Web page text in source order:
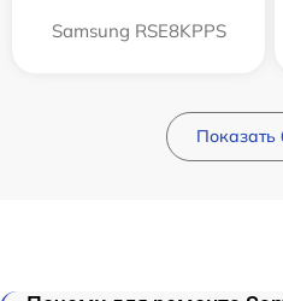
Samsung RSE8KPPS
Показать